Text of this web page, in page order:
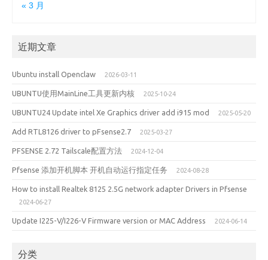
« 3 月
近期文章
Ubuntu install Openclaw 2026-03-11
UBUNTU使用MainLine工具更新内核 2025-10-24
UBUNTU24 Update intel Xe Graphics driver add i915 mod 2025-05-20
Add RTL8126 driver to pFsense2.7 2025-03-27
PFSENSE 2.72 Tailscale配置方法 2024-12-04
Pfsense 添加开机脚本 开机自动运行指定任务 2024-08-28
How to install Realtek 8125 2.5G network adapter Drivers in Pfsense
2024-06-27
Update I225-V/I226-V Firmware version or MAC Address 2024-06-14
分类